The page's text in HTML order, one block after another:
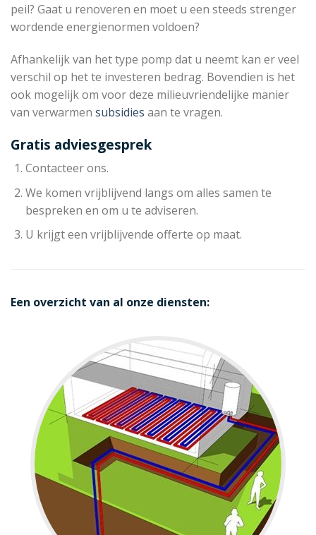
peil? Gaat u renoveren en moet u een steeds strenger
wordende energienormen voldoen?
Afhankelijk van het type pomp dat u neemt kan er veel
verschil op het te investeren bedrag. Bovendien is het
ook mogelijk om voor deze milieuvriendelijke manier
van verwarmen subsidies aan te vragen.
Gratis adviesgesprek
Contacteer ons.
We komen vrijblijvend langs om alles samen te
bespreken en om u te adviseren.
U krijgt een vrijblijvende offerte op maat.
Een overzicht van al onze diensten: